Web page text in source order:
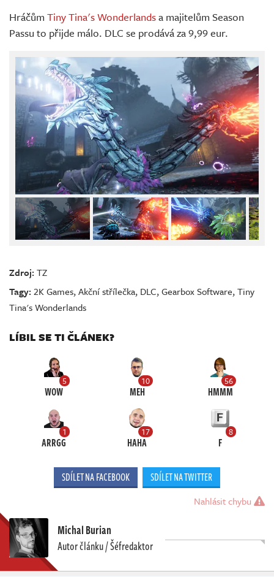
Hráčům Tiny Tina's Wonderlandsa majitelům Season
Passu to přijde málo. DLC se prodává za 9,99 eur.
Zdroj:TZ
Tagy:2K Games,Akční střílečka, DLC,Gearbox Software,Tiny
Tina's Wonderlands
LÍBIL SE TI ČLÁNEK?
5
WOW
10
MEH
56
HMMM
1
ARRGG
17
HAHA
8
F
SDÍLET NA FACEBOOK SDÍLET NA TWITTER
Nahlásit chybu
Michal Burian
Autor článku / Šéfredaktor